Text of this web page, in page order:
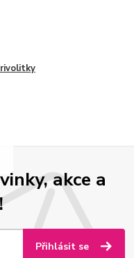
akce a
Přihlásit se